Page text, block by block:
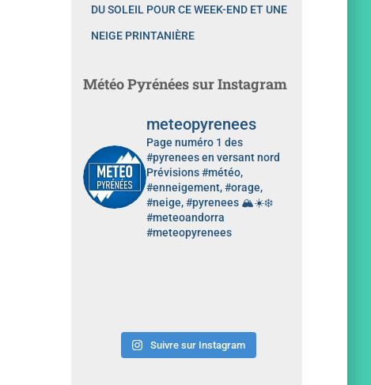
DU SOLEIL POUR CE WEEK-END ET UNE
NEIGE PRINTANIÈRE
Météo Pyrénées sur Instagram
meteopyrenees
Page numéro 1 des
#pyrenees en versant nord
Prévisions #météo,
#enneigement, #orage,
#neige, #pyrenees 🏔️☀️❄️
#meteoandorra
#meteopyrenees
Suivre sur Instagram